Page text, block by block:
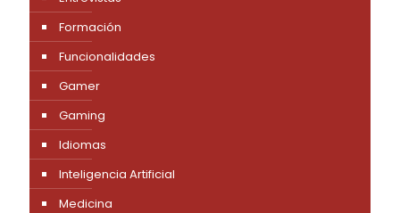
Formación
Funcionalidades
Gamer
Gaming
Idiomas
Inteligencia Artificial
Medicina